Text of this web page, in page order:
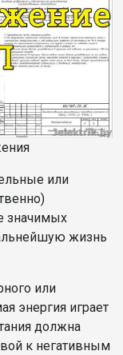
или
значимых
жизнь
или
энергия играет
должна
к негативным